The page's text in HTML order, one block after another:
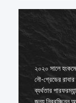
২০২০ সালে
নৌ-গ্রেডের
ব্যর্থতার
জন্য নিরবচ্ছিন্ন